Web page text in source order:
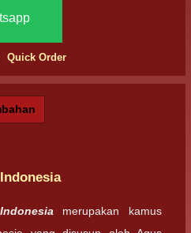
Quick Order
merupakan kamus